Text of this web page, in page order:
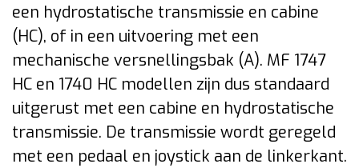
een hydrostatische transmissie en cabine
(HC), of in een uitvoering met een
mechanische versnellingsbak (A). MF 1747
HC en 1740 HC modellen zijn dus standaard
uitgerust met een cabine en hydrostatische
transmissie. De transmissie wordt geregeld
met een pedaal en joystick aan de linkerkant.